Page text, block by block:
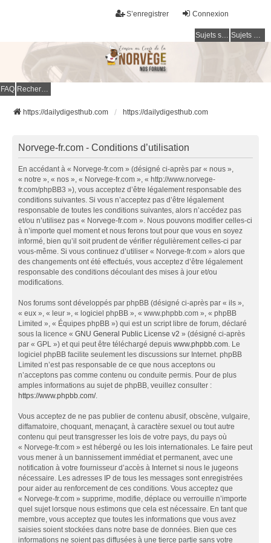
Connexion
S’enregistrer
Sujets sans réponse Sujets actifs
FAQ Rechercher
https://dailydigesthub.com https://dailydigesthub.com
Norvege-fr.com - Conditions d’utilisation
En accédant à « Norvege-fr.com » (désigné ci-après par « nous »,
« notre », « nos », « Norvege-fr.com », « http://www.norvege-
fr.com/phpBB3 »), vous acceptez d’être légalement responsable des
conditions suivantes. Si vous n’acceptez pas d’être légalement
responsable de toutes les conditions suivantes, alors n’accédez pas
et/ou n’utilisez pas « Norvege-fr.com ». Nous pouvons modifier celles-ci
à n’importe quel moment et nous ferons tout pour que vous en soyez
informé, bien qu’il soit prudent de vérifier régulièrement celles-ci par
vous-même. Si vous continuez d’utiliser « Norvege-fr.com » alors que
des changements ont été effectués, vous acceptez d’être légalement
responsable des conditions découlant des mises à jour et/ou
modifications.
Nos forums sont développés par phpBB (désigné ci-après par « ils »,
« eux », « leur », « logiciel phpBB », « www.phpbb.com », « phpBB
Limited », « Équipes phpBB ») qui est un script libre de forum, déclaré
sous la licence « GNU General Public License v2 » (désigné ci-après
par « GPL ») et qui peut être téléchargé depuis www.phpbb.com. Le
logiciel phpBB facilite seulement les discussions sur Internet. phpBB
Limited n’est pas responsable de ce que nous acceptons ou
n’acceptons pas comme contenu ou conduite permis. Pour de plus
amples informations au sujet de phpBB, veuillez consulter :
https://www.phpbb.com/.
Vous acceptez de ne pas publier de contenu abusif, obscène, vulgaire,
diffamatoire, choquant, menaçant, à caractère sexuel ou tout autre
contenu qui peut transgresser les lois de votre pays, du pays où
« Norvege-fr.com » est hébergé ou les lois internationales. Le faire peut
vous mener à un bannissement immédiat et permanent, avec une
notification à votre fournisseur d’accès à Internet si nous le jugeons
nécessaire. Les adresses IP de tous les messages sont enregistrées
pour aider au renforcement de ces conditions. Vous acceptez que
« Norvege-fr.com » supprime, modifie, déplace ou verrouille n’importe
quel sujet lorsque nous estimons que cela est nécessaire. En tant que
membre, vous acceptez que toutes les informations que vous avez
saisies soient stockées dans notre base de données. Bien que ces
informations ne soient pas diffusées à une tierce partie sans votre